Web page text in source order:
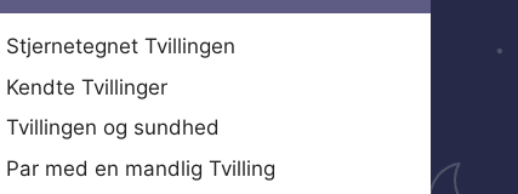
Stjernetegnet Tvillingen
Kendte Tvillinger
Tvillingen og sundhed
Par med en mandlig Tvilling